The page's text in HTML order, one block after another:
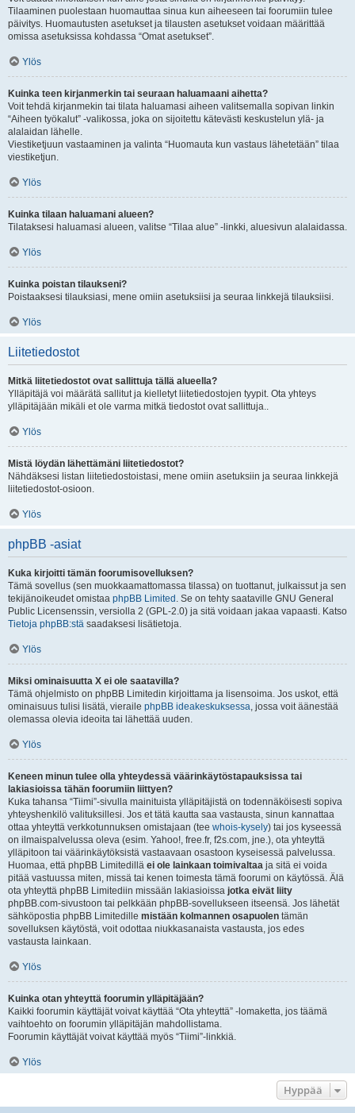
Tilaaminen puolestaan huomauttaa sinua kun aiheeseen tai foorumiin tulee
päivitys. Huomautusten asetukset ja tilausten asetukset voidaan määrittää
omissa asetuksissa kohdassa “Omat asetukset”.
Ylös
Kuinka teen kirjanmerkin tai seuraan haluamaani aihetta?
Voit tehdä kirjanmekin tai tilata haluamasi aiheen valitsemalla sopivan linkin
“Aiheen työkalut” -valikossa, joka on sijoitettu kätevästi keskustelun ylä- ja
alalaidan lähelle.
Viestiketjuun vastaaminen ja valinta “Huomauta kun vastaus lähetetään” tilaa
viestiketjun.
Ylös
Kuinka tilaan haluamani alueen?
Tilataksesi haluamasi alueen, valitse “Tilaa alue” -linkki, aluesivun alalaidassa.
Ylös
Kuinka poistan tilaukseni?
Poistaaksesi tilauksiasi, mene omiin asetuksiisi ja seuraa linkkejä tilauksiisi.
Ylös
Liitetiedostot
Mitkä liitetiedostot ovat sallittuja tällä alueella?
Ylläpitäjä voi määrätä sallitut ja kielletyt liitetiedostojen tyypit. Ota yhteys
ylläpitäjään mikäli et ole varma mitkä tiedostot ovat sallittuja..
Ylös
Mistä löydän lähettämäni liitetiedostot?
Nähdäksesi listan liitetiedostoistasi, mene omiin asetuksiin ja seuraa linkkejä
liitetiedostot-osioon.
Ylös
phpBB -asiat
Kuka kirjoitti tämän foorumisovelluksen?
Tämä sovellus (sen muokkaamattomassa tilassa) on tuottanut, julkaissut ja sen
tekijänoikeudet omistaa phpBB Limited . Se on tehty saataville GNU General
Public Licensenssin, versiolla 2 (GPL-2.0) ja sitä voidaan jakaa vapaasti. Katso
Tietoja phpBB:stä saadaksesi lisätietoja.
Ylös
Miksi ominaisuutta X ei ole saatavilla?
Tämä ohjelmisto on phpBB Limitedin kirjoittama ja lisensoima. Jos uskot, että
ominaisuus tulisi lisätä, vieraile phpBB ideakeskuksessa, jossa voit äänestää
olemassa olevia ideoita tai lähettää uuden.
Ylös
Keneen minun tulee olla yhteydessä väärinkäytöstapauksissa tai
lakiasioissa tähän foorumiin liittyen?
Kuka tahansa “Tiimi”-sivulla mainituista ylläpitäjistä on todennäköisesti sopiva
yhteyshenkilö valituksillesi. Jos et tätä kautta saa vastausta, sinun kannattaa
ottaa yhteyttä verkkotunnuksen omistajaan (tee whois-kysely) tai jos kyseessä
on ilmaispalvelussa oleva (esim. Yahoo!, free.fr, f2s.com, jne.), ota yhteyttä
ylläpitoon tai väärinkäytöksistä vastaavaan osastoon kyseisessä palvelussa.
Huomaa, että phpBB Limitedillä ei ole lainkaan toimivaltaa ja sitä ei voida
pitää vastuussa miten, missä tai kenen toimesta tämä foorumi on käytössä. Älä
ota yhteyttä phpBB Limitediin missään lakiasioissa jotka eivät liity
phpBB.com-sivustoon tai pelkkään phpBB-sovellukseen itseensä. Jos lähetät
sähköpostia phpBB Limitedille mistään kolmannen osapuolen tämän
sovelluksen käytöstä, voit odottaa niukkasanaista vastausta, jos edes
vastausta lainkaan.
Ylös
Kuinka otan yhteyttä foorumin ylläpitäjään?
Kaikki foorumin käyttäjät voivat käyttää “Ota yhteyttä” -lomaketta, jos täämä
vaihtoehto on foorumin ylläpitäjän mahdollistama.
Foorumin käyttäjät voivat käyttää myös “Tiimi”-linkkiä.
Ylös
Hyppää